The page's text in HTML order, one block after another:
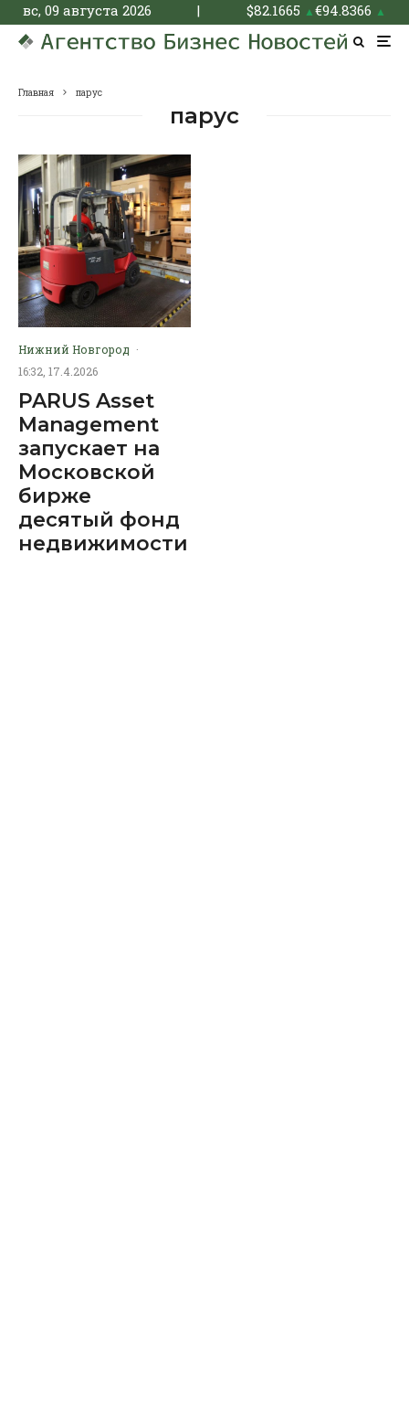
вс, 09 августа 2026 | $82.1665 ▲€94.8366 ▲
Главная парус
парус
Нижний Новгород ·
16:32, 17.4.2026
PARUS Asset
Management
запускает на
Московской
бирже
десятый фонд
недвижимости